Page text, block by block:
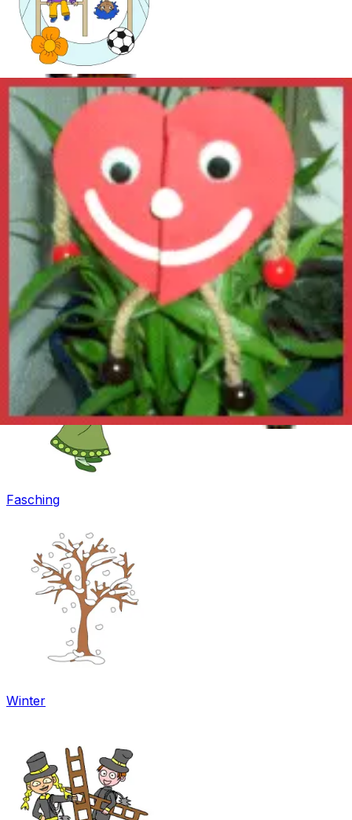
Mandala für Kinder
Ostern
Fasching
Winter